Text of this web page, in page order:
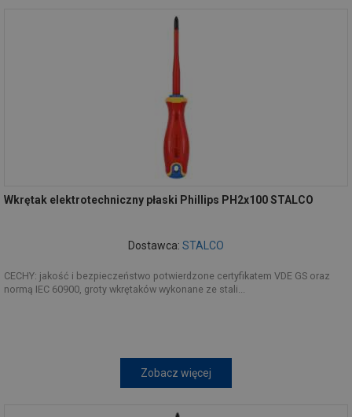
Wkrętak elektrotechniczny płaski Phillips PH2x100 STALCO
Dostawca: STALCO
CECHY: jakość i bezpieczeństwo potwierdzone certyfikatem VDE GS oraz
normą IEC 60900, groty wkrętaków wykonane ze stali...
Zobacz więcej